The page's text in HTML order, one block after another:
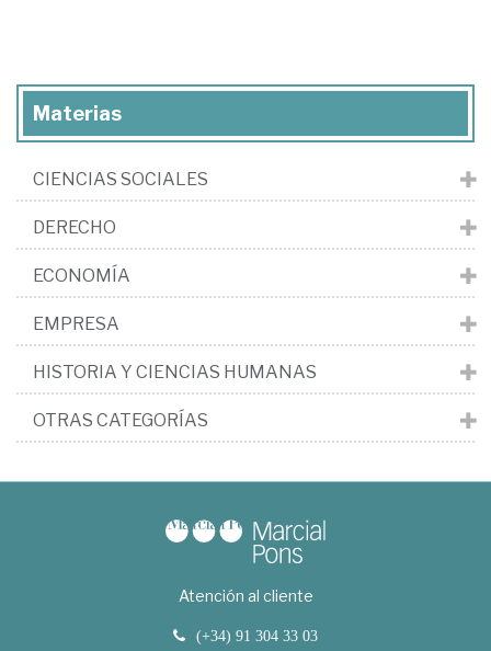
Materias
CIENCIAS SOCIALES
DERECHO
ECONOMÍA
EMPRESA
HISTORIA Y CIENCIAS HUMANAS
OTRAS CATEGORÍAS
Atención al cliente
(+34) 91 304 33 03